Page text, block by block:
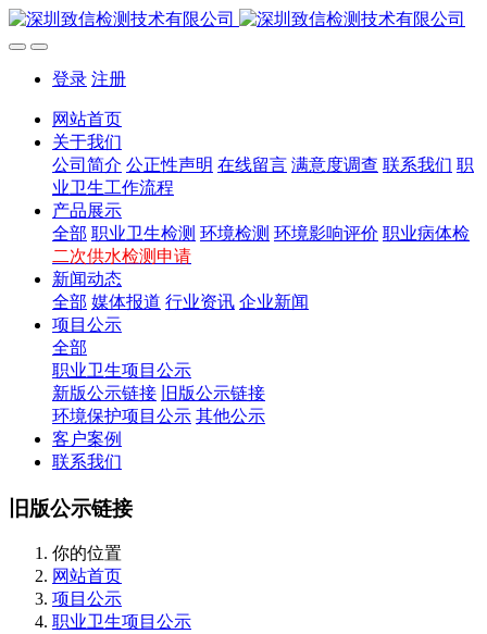
登录 注册
网站首页
关于我们
公司简介 公正性声明 在线留言 满意度调查 联系我们 职
业卫生工作流程
产品展示
全部 职业卫生检测 环境检测 环境影响评价 职业病体检
二次供水检测申请
新闻动态
全部 媒体报道 行业资讯 企业新闻
项目公示
全部
职业卫生项目公示
新版公示链接
旧版公示链接
环境保护项目公示 其他公示
客户案例
联系我们
旧版公示链接
你的位置
网站首页
项目公示
职业卫生项目公示